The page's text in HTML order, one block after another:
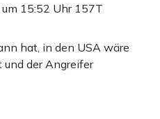
15:52 Uhr 157T
hat, in den USA wäre
und der Angreifer